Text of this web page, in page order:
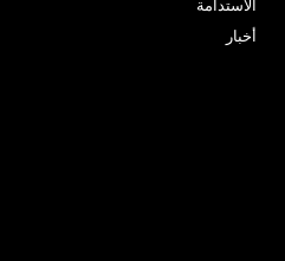
الاستدامة
أخبار